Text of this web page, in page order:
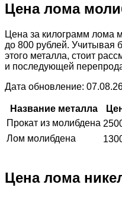
Цена лома
Цена за килограмм лома
до 800 рублей. Учитывая
этого металла, стоит
и последующей
Дата обновление:
Название металла
Прокат из молибдена
Лом молибдена
Цена лома